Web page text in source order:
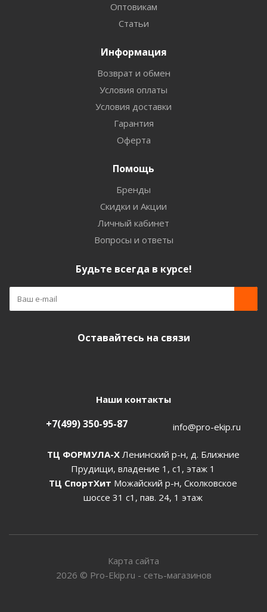
Оптовикам
Статьи
Информация
Возврат и обмен
Условия оплаты
Условия доставки
Гарантия
Оферта
Помощь
Бренды
Скидки и Акции
Личный кабинет
Вопросы и ответы
Будьте всегда в курсе!
Оставайтесь на связи
Наши контакты
+7(499) 350-95-87 info@pro-ekip.ru
ТЦ ФОРМУЛА-ХЛенинский р-н, д. Ближние
Прудищи, владение 1, с1, этаж 1
ТЦ СпортХит Можайский р-н, Сколковское
шоссе 31 с1, пав. 24, 1 этаж
Карта сайта
2026 © Pro-Ekip.ru - сеть-магазинов